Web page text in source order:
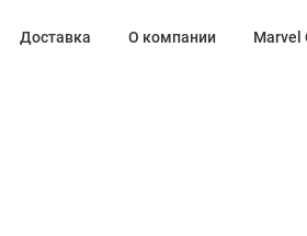
Доставка О компании Marvel